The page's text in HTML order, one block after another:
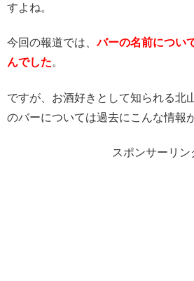
すよね。
今回の報道では、バーの名前につい
んでした。
ですが、お酒好きとして知られる北
のバーについては過去にこんな情報
スポンサーリン